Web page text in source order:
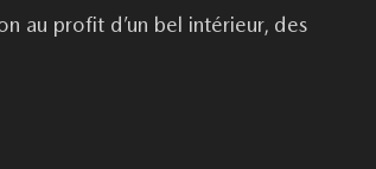
au profit d’un bel intérieur, des